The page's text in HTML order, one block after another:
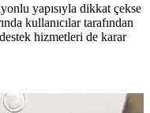
yapısıyla dikkat çekse
kullanıcılar tarafından
hizmetleri de karar